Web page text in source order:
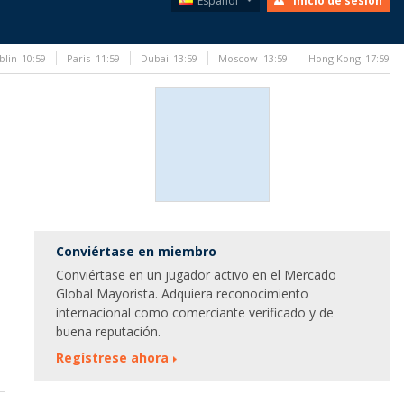
Conviértase en miembro
Conviértase en un jugador activo en el Mercado
Global Mayorista. Adquiera reconocimiento
internacional como comerciante verificado y de
buena reputación.
Regístrese ahora
10:59 Paris 11:59 Dubai 13:59 Moscow 13:59 Hong Kong 17:59